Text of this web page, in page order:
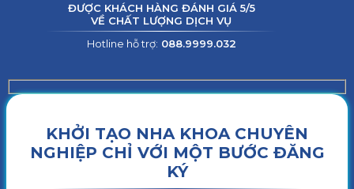
ĐƯỢC KHÁCH HÀNG ĐÁNH GIÁ 5/5
VỀ CHẤT LƯỢNG DỊCH VỤ
Hotline hỗ trợ: 088.9999.032
KHỞI TẠO NHA KHOA CHUYÊN
NGHIỆP CHỈ VỚI MỘT BƯỚC ĐĂNG
KÝ